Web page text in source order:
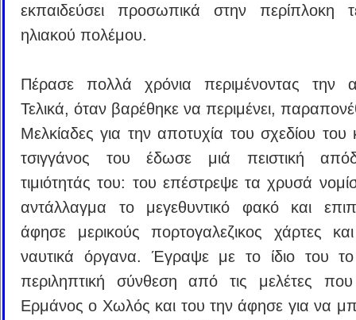
εκπαιδεύσει προσωπικά στην περίπλοκη
ηλιακού πολέμου.
Πέρασε πολλά χρόνια περιμένοντας την
Τελικά, όταν βαρέθηκε να περιμένει,
Μελκίαδες για την αποτυχία του σχεδίου του
τσιγγάνος του έδωσε μιά πειστική
τιμιότητάς του: του επέστρεψε τα χρυσά
αντάλλαγμα το μεγεθυντικό φακό και
άφησε μερικούς πορτογαλεζικος χάρτες
ναυτικά όργανα. Έγραψε με το ίδιο του το
περιληπτική σύνθεση από τις μελέτες
Ερμάνος ο Χωλός και του την άφησε για να